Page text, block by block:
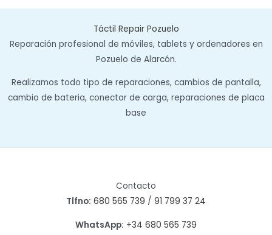
Táctil Repair Pozuelo
Reparación profesional de móviles, tablets y ordenadores en
Pozuelo de Alarcón.
Realizamos todo tipo de reparaciones, cambios de pantalla,
cambio de bateria, conector de carga, reparaciones de placa
base
Contacto
Tlfno: 680 565 739 / 91 799 37 24
WhatsApp: +34 680 565 739